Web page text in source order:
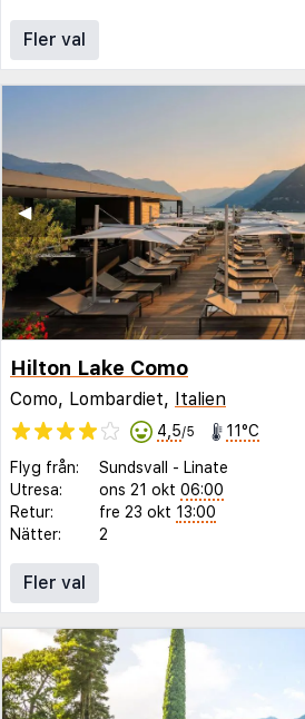
Fler val
◀︎
Hilton Lake Como
Como, Lombardiet, Italien
4,5/5 11°C
Flyg från: Sundsvall - Linate
Utresa:
ons 21 okt 06:00
Retur:
fre 23 okt 13:00
Nätter:
2
Fler val